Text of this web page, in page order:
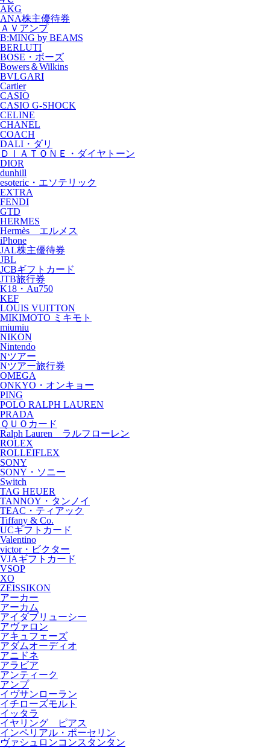
AKG
ANA株主優待券
ＡＶアンプ
B:MING by BEAMS
BERLUTI
BOSE・ボーズ
Bowers＆Wilkins
BVLGARI
Cartier
CASIO
CASIO G-SHOCK
CELINE
CHANEL
COACH
DALI・ダリ
ＤＩＡＴＯＮＥ・ダイヤトーン
DIOR
dunhill
esoteric・エソテリック
EXTRA
FENDI
GTD
HERMES
Hermès エルメス
iPhone
JAL株主優待券
JBL
JCBギフトカード
JTB旅行券
K18・Au750
KEF
LOUIS VUITTON
MIKIMOTO ミキモト
miumiu
NIKON
Nintendo
Nツアー
Nツアー旅行券
OMEGA
ONKYO・オンキョー
PING
POLO RALPH LAUREN
PRADA
ＱＵＯカード
Ralph Lauren ラルフローレン
ROLEX
ROLLEIFLEX
SONY
SONY・ソニー
Switch
TAG HEUER
TANNOY・タンノイ
TEAC・ティアック
Tiffany & Co.
UCギフトカード
Valentino
victor・ビクター
VJAギフトカード
VSOP
XO
ZEISSIKON
アーカー
アーカム
アイダブリューシー
アヴァロン
アキュフェーズ
アダムオーディオ
アニドネ
アラビア
アンティーク
アンプ
イヴサンローラン
イチローズモルト
イッタラ
イヤリング ピアス
インペリアル・ポーセリン
ヴァシュロンコンスタンタン